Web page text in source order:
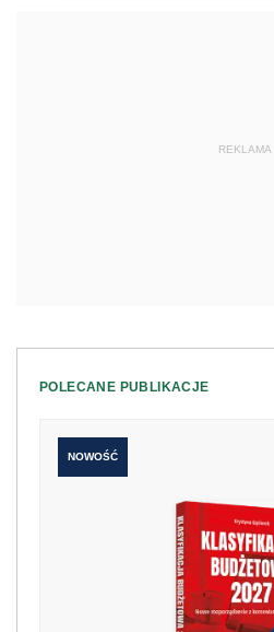
REKLAMA
POLECANE PUBLIKACJE
NOWOŚĆ